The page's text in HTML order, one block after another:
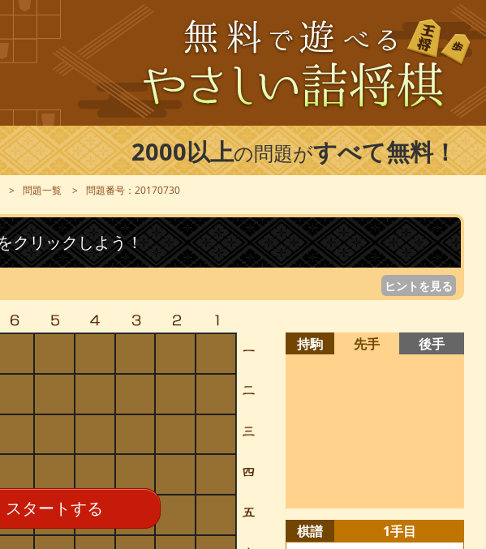
2000以上の問題がすべて無料！
問題一覧 問題番号：20170730
クリックしよう！
ヒントを見る
スタートする
持駒 先手 後手
棋譜 1手目